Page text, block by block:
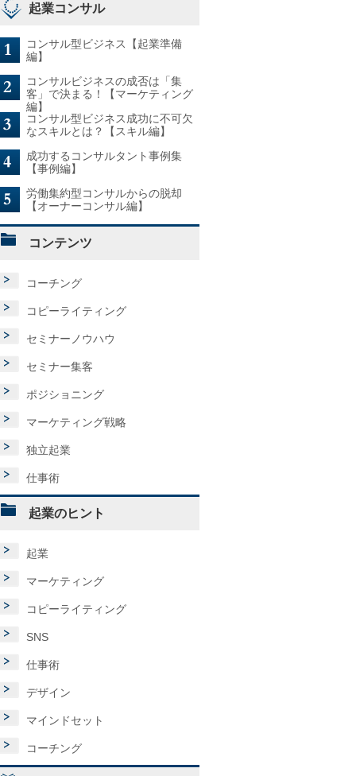
起業コンサル
コンサル型ビジネス【起業準備
編】
コンサルビジネスの成否は「集
客」で決まる！【マーケティング
編】
コンサル型ビジネス成功に不可欠
なスキルとは？【スキル編】
成功するコンサルタント事例集
【事例編】
労働集約型コンサルからの脱却
【オーナーコンサル編】
コンテンツ
コーチング
コピーライティング
セミナーノウハウ
セミナー集客
ポジショニング
マーケティング戦略
独立起業
仕事術
起業のヒント
起業
マーケティング
コピーライティング
SNS
仕事術
デザイン
マインドセット
コーチング